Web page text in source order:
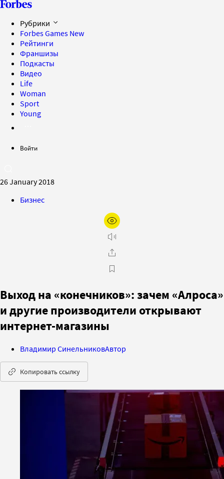
Рубрики
Forbes Games New
Рейтинги
Франшизы
Подкасты
Видео
Life
Woman
Sport
Young
Войти
26 January 2018
Бизнес
Выход на «конечников»: зачем «Алроса»
и другие производители открывают
интернет-магазины
Владимир СинельниковАвтор
Копировать ссылку